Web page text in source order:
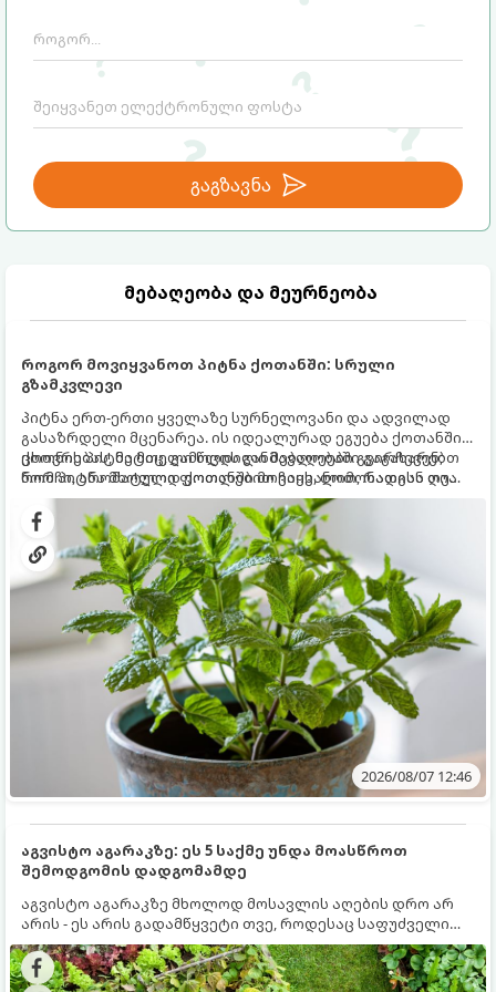
გაგზავნა
მებაღეობა და მეურნეობა
როგორ მოვიყვანოთ პიტნა ქოთანში: სრული
გზამკვლევი
პიტნა ერთ-ერთი ყველაზე სურნელოვანი და ადვილად
გასაზრდელი მცენარეა. ის იდეალურად ეგუება ქოთანში
ცხოვრებას, მეტიც, გამოცდილი მებაღეები გვირჩევენ,
რომ პიტნა მხოლოდ ქოთანში მოვიყვანოთ, რადგან ღია
გრუნტში (ბაღში) დარგვისას ის ფესვებით ძალიან
სწრაფად ვრცელდება და სხვა მცენარეებს ავიწროებს.
ქოთნის პიტნა მთელი წლის განმავლობაში გაგახარებთ
ნორჩი, არომატული ფოთლებით ჩაის, ლიმონათისა თუ
კერძებისთვის.
2026/08/07 12:46
აგვისტო აგარაკზე: ეს 5 საქმე უნდა მოასწროთ
შემოდგომის დადგომამდე
აგვისტო აგარაკზე მხოლოდ მოსავლის აღების დრო არ
არის - ეს არის გადამწყვეტი თვე, როდესაც საფუძველი
ეყრება მომავალი წლის მოსავალს და ბაღი მზადდება
შემოდგომა-ზამთრის სეზონისთვის. იმისათვის, რომ
ნიადაგმა ენერგია აღიდგინოს, ხოლო მცენარეებმა